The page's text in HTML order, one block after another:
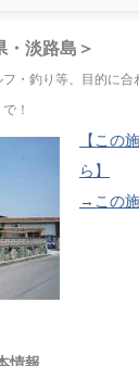
淡路島＞
フ・釣り等、目的に
！
【この
ら】
→この